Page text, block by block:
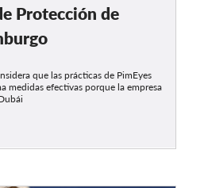
Protección de
que las prácticas de PimEyes
medidas efectivas porque la empresa